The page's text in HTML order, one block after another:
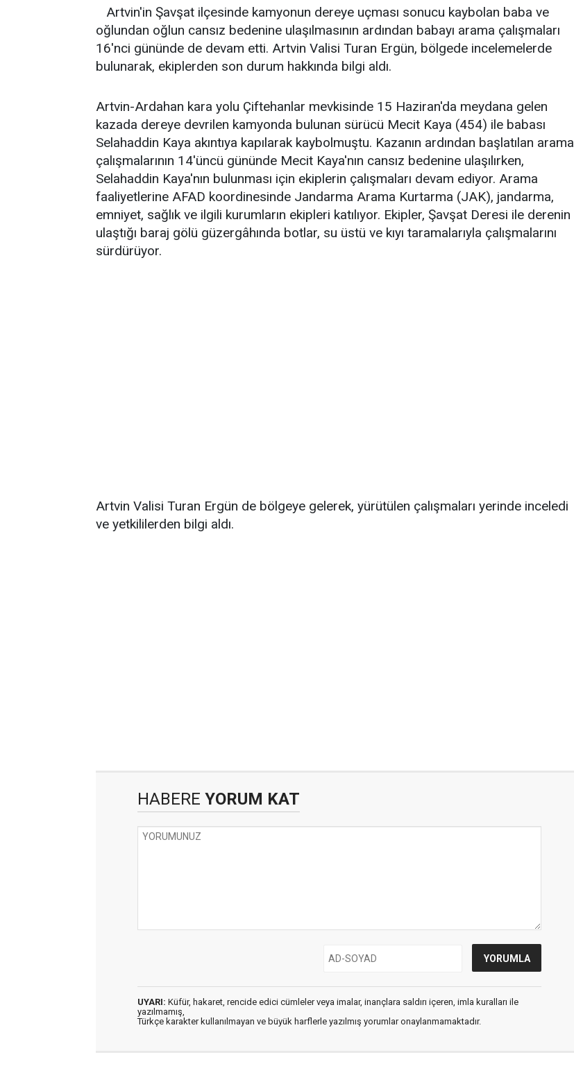
Artvin'in Şavşat ilçesinde kamyonun dereye uçması sonucu kaybolan baba ve
oğlundan oğlun cansız bedenine ulaşılmasının ardından babayı arama çalışmaları
16'nci gününde de devam etti. Artvin Valisi Turan Ergün, bölgede incelemelerde
bulunarak, ekiplerden son durum hakkında bilgi aldı.
Artvin-Ardahan kara yolu Çiftehanlar mevkisinde 15 Haziran'da meydana gelen
kazada dereye devrilen kamyonda bulunan sürücü Mecit Kaya (454) ile babası
Selahaddin Kaya akıntıya kapılarak kaybolmuştu. Kazanın ardından başlatılan arama
çalışmalarının 14'üncü gününde Mecit Kaya'nın cansız bedenine ulaşılırken,
Selahaddin Kaya'nın bulunması için ekiplerin çalışmaları devam ediyor. Arama
faaliyetlerine AFAD koordinesinde Jandarma Arama Kurtarma (JAK), jandarma,
emniyet, sağlık ve ilgili kurumların ekipleri katılıyor. Ekipler, Şavşat Deresi ile derenin
ulaştığı baraj gölü güzergâhında botlar, su üstü ve kıyı taramalarıyla çalışmalarını
sürdürüyor.
Artvin Valisi Turan Ergün de bölgeye gelerek, yürütülen çalışmaları yerinde inceledi
ve yetkililerden bilgi aldı.
HABERE YORUM KAT
UYARI: Küfür, hakaret, rencide edici cümleler veya imalar, inançlara saldırı içeren, imla kuralları ile
yazılmamış,
Türkçe karakter kullanılmayan ve büyük harflerle yazılmış yorumlar onaylanmamaktadır.